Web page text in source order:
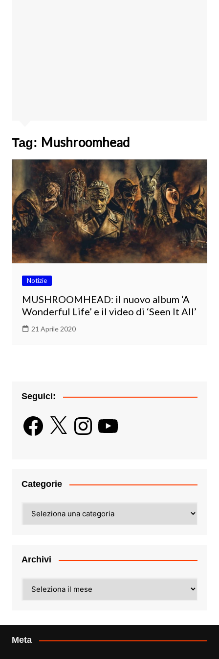
Tag: Mushroomhead
Notizie
MUSHROOMHEAD: il nuovo album ‘A
Wonderful Life’ e il video di ‘Seen It All’
21 Aprile 2020
Seguici:
Facebook
X InstagramYouTube
Categorie
Archivi
Meta